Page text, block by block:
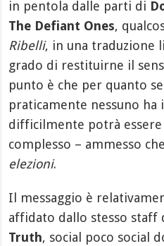
in pentola dalle parti di
The Defiant Ones,
Ribelli, in una traduzione
grado di restituirne il
punto è che per quanto
praticamente nessuno ha
difficilmente potrà
complesso – ammesso
elezioni.
Il messaggio è
affidato dallo stesso staff
Truth, social poco social